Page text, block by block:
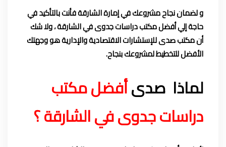
و لضمان نجاح مشروعك في إمارة الشارقة فأنت بالتأكيد في
حاجة إلي أفضل مكتب دراسات جدوى في الشارقة ، ولا شك
أن مكتب صدىللإستشارات الاقتصادية والإداريةهو وجهتك
الأفضلللتخطيط لمشروعكبنجاح.
لماذا صدىأفضل مكتب
دراسات جدوى في الشارقة ؟